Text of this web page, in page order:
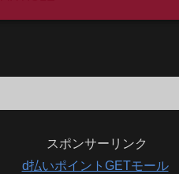
スポンサーリンク
d払いポイントGETモール